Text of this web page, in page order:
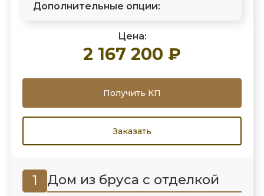
1 Дом из бруса с отделкой
Дополнительные опции:
Цена:
2 167 200 ₽
Получить КП
Заказать